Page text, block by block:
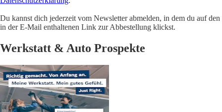
Du kannst dich jederzeit vom Newsletter abmelden, in dem du auf den
in der E-Mail enthaltenen Link zur Abbestellung klickst.
Werkstatt & Auto Prospekte